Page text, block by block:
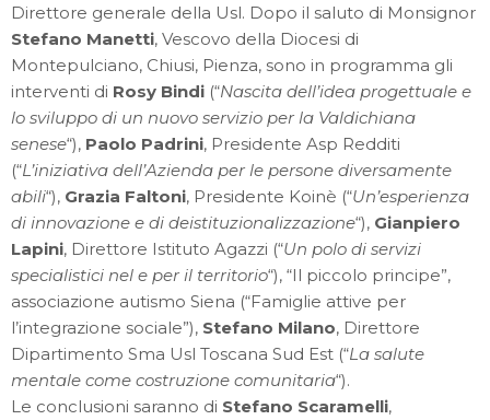
Direttore generale della Usl. Dopo il saluto di Monsignor
Stefano Manetti, Vescovo della Diocesi di
Montepulciano, Chiusi, Pienza, sono in programma gli
interventi di Rosy Bindi (“Nascita dell’idea progettuale e
lo sviluppo di un nuovo servizio per la Valdichiana
senese“), Paolo Padrini, Presidente Asp Redditi
(“L’iniziativa dell’Azienda per le persone diversamente
abili“), Grazia Faltoni, Presidente Koinè (“Un’esperienza
di innovazione e di deistituzionalizzazione“), Gianpiero
Lapini, Direttore Istituto Agazzi (“Un polo di servizi
specialistici nel e per il territorio“), “Il piccolo principe”,
associazione autismo Siena (“Famiglie attive per
l’integrazione sociale”), Stefano Milano, Direttore
Dipartimento Sma Usl Toscana Sud Est (“La salute
mentale come costruzione comunitaria“).
Le conclusioni saranno di Stefano Scaramelli,